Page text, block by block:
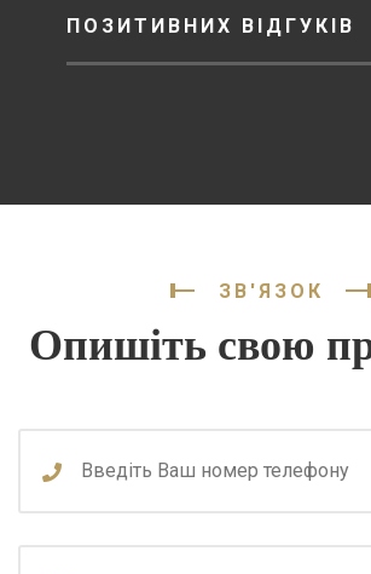
ПОЗИТИВНИХ ВІДГУКІВ
ЗВ'ЯЗОК
Опишіть свою